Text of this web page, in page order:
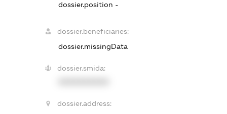
dossier.position -
dossier.beneficiaries:
dossier.missingData
dossier.smida:
dossier.address: